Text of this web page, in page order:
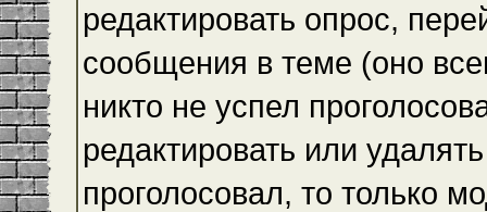
редактировать опрос,
сообщения в теме (оно
никто не успел
редактировать или
проголосовал, то только